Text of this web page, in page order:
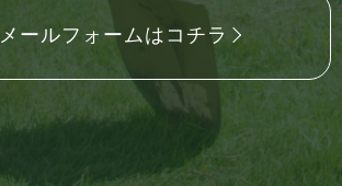
メールフォームはコチラ